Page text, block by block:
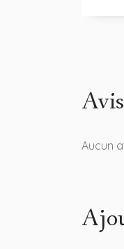
Avis
Aucun